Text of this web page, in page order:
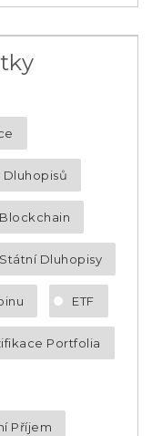
Blockchain
Státní Dluhopisy
ETF
Portfolia
Příjem